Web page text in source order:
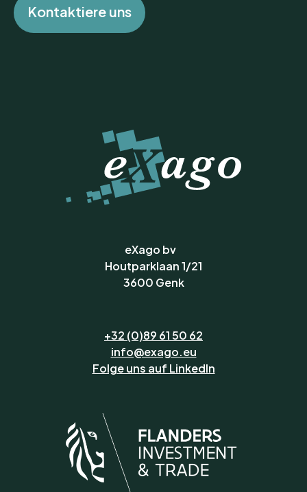
Kontaktiere uns
eXago bv
Houtparklaan 1/21
3600 Genk
+32 (0)89 61 50 62
info@exago.eu
Folge uns auf LinkedIn